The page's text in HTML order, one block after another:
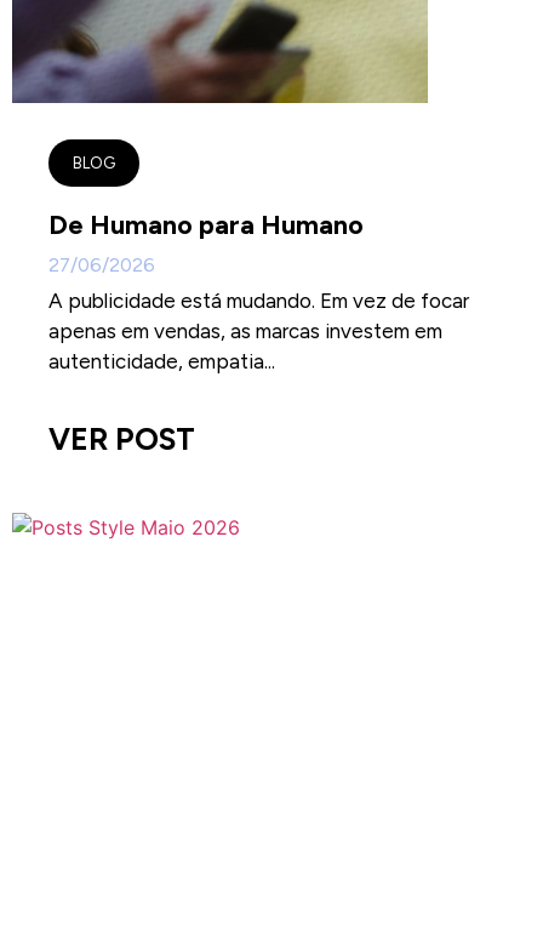
BLOG
De Humano para Humano
27/06/2026
A publicidade está mudando. Em vez de focar
apenas em vendas, as marcas investem em
autenticidade, empatia...
VER POST